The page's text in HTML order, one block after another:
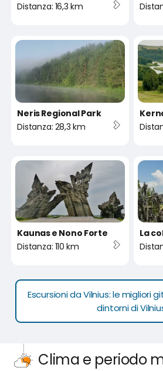
Distanza: 16,3 km
Neris Regional Park
Distanza: 28,3 km
Kaunas e Nono Forte
Distanza: 110 km
La
Escursioni da Vilnius: le migliori
dintorni di
Clima e periodo